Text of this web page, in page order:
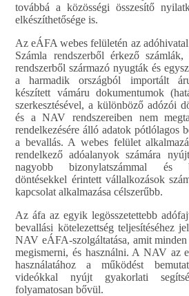
továbbá a közösségi összesítő
elkészíthetősége is.
Az eÁFA webes felületén az
Számla rendszerből érkező
rendszerből származó nyugták és
a harmadik országból importált
készített vámáru dokumentumok
szerkesztésével, a különböző adózói
és a NAV rendszereiben nem
rendelkezésére álló adatok pótlólagos
a bevallás. A webes felület
rendelkező adóalanyok számára
nagyobb bizonylatszámmal és
döntésekkel érintett vállalkozások
kapcsolat alkalmazása célszerűbb.
Az áfa az egyik legösszetettebb
bevallási kötelezettség teljesítéséhez
NAV eÁFA-szolgáltatása, amit
megismerni, és használni. A NAV az
használatához a működést
videókkal nyújt gyakorlati
folyamatosan bővül.